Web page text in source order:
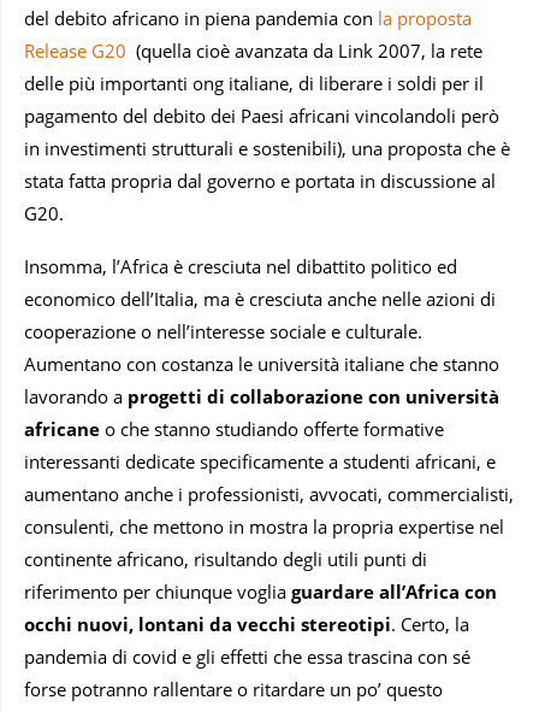
del debito africano in piena pandemia con la proposta
Release G20 (quella cioè avanzata da Link 2007, la rete
delle più importanti ong italiane, di liberare i soldi per il
pagamento del debito dei Paesi africani vincolandoli però
in investimenti strutturali e sostenibili), una proposta che è
stata fatta propria dal governo e portata in discussione al
G20.
Insomma, l’Africa è cresciuta nel dibattito politico ed
economico dell’Italia, ma è cresciuta anche nelle azioni di
cooperazione o nell’interesse sociale e culturale.
Aumentano con costanza le università italiane che stanno
lavorando a progetti di collaborazione con università
africane o che stanno studiando offerte formative
interessanti dedicate specificamente a studenti africani, e
aumentano anche i professionisti, avvocati, commercialisti,
consulenti, che mettono in mostra la propria expertise nel
continente africano, risultando degli utili punti di
riferimento per chiunque voglia guardare all’Africa con
occhi nuovi, lontani da vecchi stereotipi. Certo, la
pandemia di covid e gli effetti che essa trascina con sé
forse potranno rallentare o ritardare un po’ questo